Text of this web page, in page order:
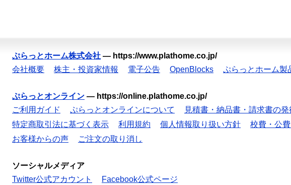
ぷらっとホーム株式会社 — https://www.plathome.co.jp/
会社概要
株主・投資家情報 電子公告 OpenBlocks ぷらっとホーム製
ぷらっとオンライン — https://online.plathome.co.jp/
ご利用ガイド
ぷらっとオンラインについて 見積書・納品書・請求書の発
特定商取引法に基づく表示
利用規約 個人情報取り扱い方針 校費・公
お客様からの声
ご注文の取り消し
ソーシャルメディア
Twitter公式アカウント
Facebook公式ページ